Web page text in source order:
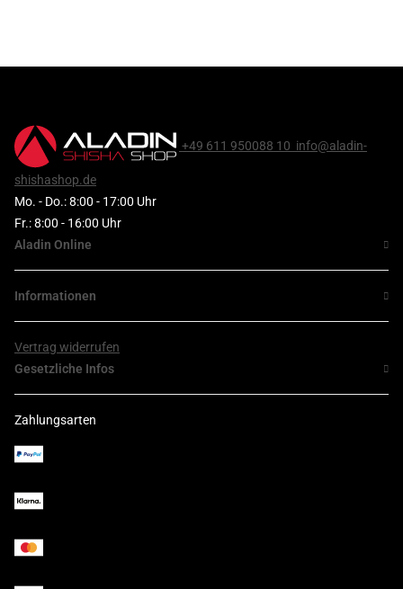
+49 611 950088 10 info@aladin-
shishashop.de
Mo. - Do.: 8:00 - 17:00 Uhr
Fr.: 8:00 - 16:00 Uhr
Aladin Online
Informationen
Vertrag widerrufen
Gesetzliche Infos
Zahlungsarten